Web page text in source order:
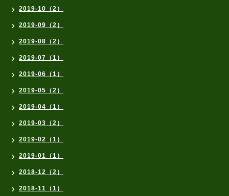
2019-10（2）
2019-09（2）
2019-08（2）
2019-07（1）
2019-06（1）
2019-05（2）
2019-04（1）
2019-03（2）
2019-02（1）
2019-01（1）
2018-12（2）
2018-11（1）